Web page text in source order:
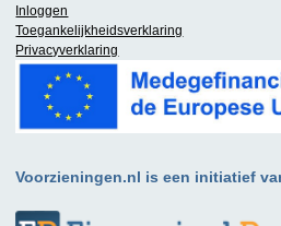
Inloggen
Toegankelijkheidsverklaring
Privacyverklaring
Voorzieningen.nl is een initiatief